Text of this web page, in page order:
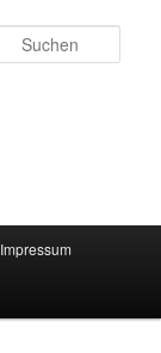
Impressum